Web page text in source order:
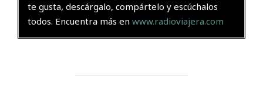
te gusta, descárgalo, compártelo y escúchalos
todos. Encuentra más en www.radioviajera.com